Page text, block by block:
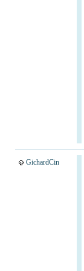
GichardCin